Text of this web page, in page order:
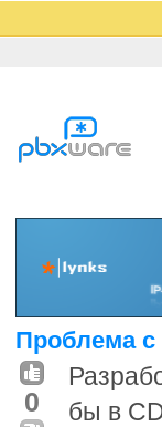
Проблема с
0
бы в